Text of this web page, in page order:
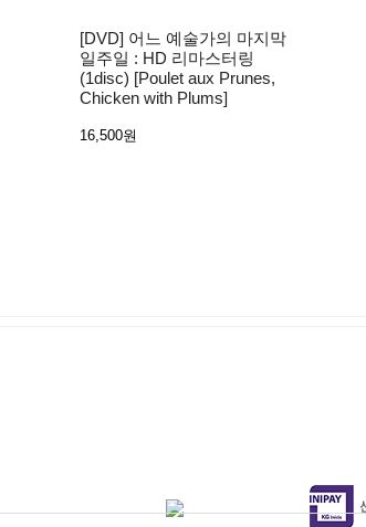
[DVD] 어느 예술가의 마지막
일주일 : HD 리마스터링
(1disc) [Poulet aux Prunes,
Chicken with Plums]
16,500원